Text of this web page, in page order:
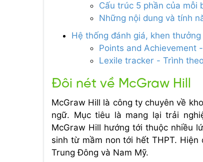
Cấu trúc 5 phần của mỗi
Những nội dung và tính
Hệ thống đánh giá, khen
Points and Achievement
Lexile tracker - Trình
Đôi nét về McGraw Hill
McGraw Hill là công ty chuyên về
ngữ. Mục tiêu là mang lại trải
McGraw Hill hướng tới thuộc nhiều
sinh từ mầm non tới hết THPT.
Trung Đông và Nam Mỹ.